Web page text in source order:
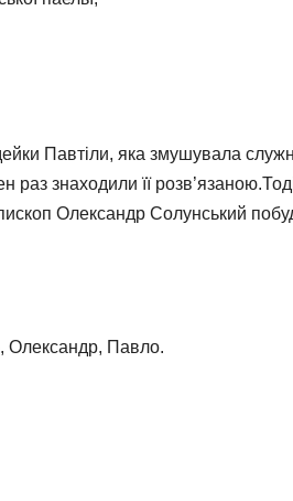
Павтіли, яка змушувала
раз знаходили її
Олександр Солунський
Олександр, Павло.